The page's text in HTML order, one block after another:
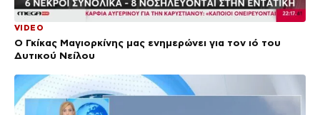
VIDEO
Ο Γκίκας Μαγιορκίνης μας ενημερώνει για τον ιό του
Δυτικού Νείλου